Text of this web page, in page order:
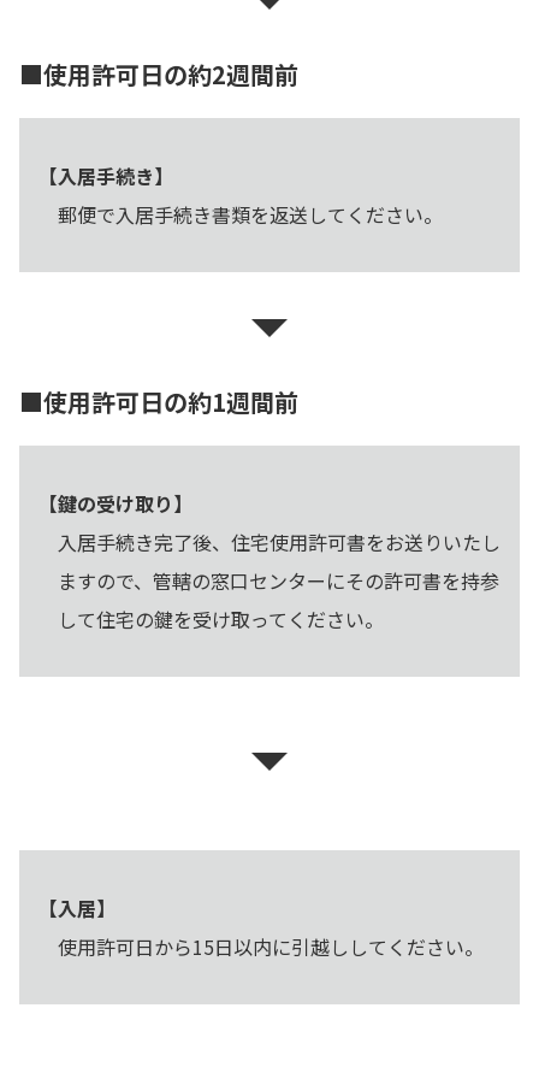
■使用許可日の約2週間前
【入居手続き】
郵便で入居手続き書類を返送してください。
■使用許可日の約1週間前
【鍵の受け取り】
入居手続き完了後、住宅使用許可書をお送りいたし
ますので、管轄の窓口センターにその許可書を持参
して住宅の鍵を受け取ってください。
【入居】
使用許可日から15日以内に引越ししてください。